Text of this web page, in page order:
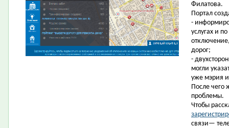
Филатова.
Портал
-
услугах и
дорог;
-
могли
уже мэрия
После чего
проблемы.
Чтобы
связи—